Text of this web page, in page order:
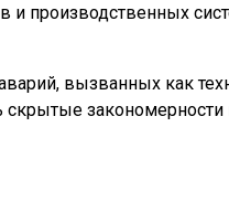
производственных
вызванных как